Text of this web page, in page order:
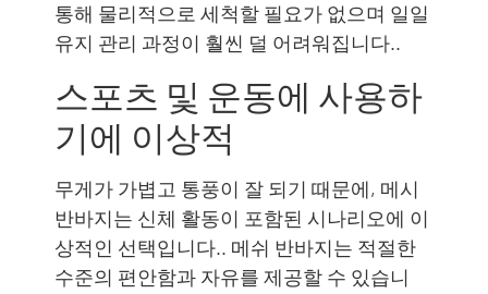
통해 물리적으로 세척할 필요가 없으며 일일
유지 관리 과정이 훨씬 덜 어려워집니다..
스포츠 및 운동에 사용하
기에 이상적
무게가 가볍고 통풍이 잘 되기 때문에, 메시
반바지는 신체 활동이 포함된 시나리오에 이
상적인 선택입니다.. 메쉬 반바지는 적절한
수준의 편안함과 자유를 제공할 수 있습니